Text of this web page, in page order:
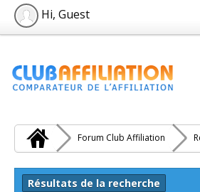
Hi, Guest
Forum Club Affiliation
Résultats de la recherche